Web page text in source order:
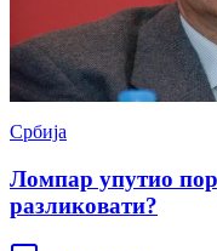
Србија
Ломпар упутио
разликовати?